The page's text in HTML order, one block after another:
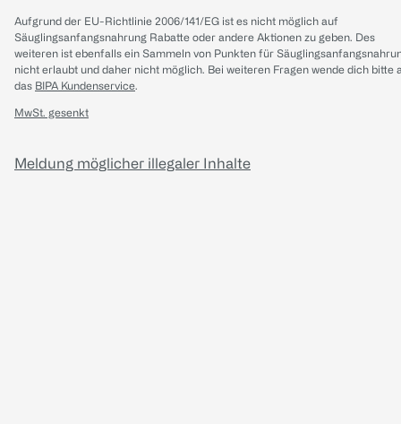
Aufgrund der EU-Richtlinie 2006/141/EG ist es nicht möglich auf
Säuglingsanfangsnahrung Rabatte oder andere Aktionen zu geben. Des
weiteren ist ebenfalls ein Sammeln von Punkten für
nicht erlaubt und daher nicht möglich. Bei weiteren Fragen wende dich bitte
das BIPA Kundenservice.
MwSt. gesenkt
Meldung möglicher illegaler Inhalte